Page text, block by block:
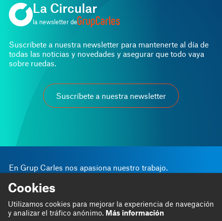
En Grup Carles nos apasiona nuestro trabajo.
progreso personal y empresarial.
Somos
Hacemos
La Circular
la newsletter de
Suscríbete a nuestra newsletter para mantenerte al día de
todas las noticias y novedades y asegurar que todo vaya
sobre ruedas.
Suscríbete a nuestra newsletter
Cookies
Utilizamos cookies para mejorar la experiencia de navegación
y analizar el tráfico anónimo. Más información